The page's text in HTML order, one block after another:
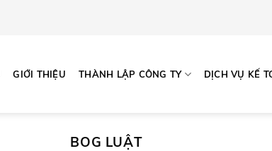
GIỚI THIỆU THÀNH LẬP CÔNG TY DỊCH VỤ KẾ
BOG LUẬT